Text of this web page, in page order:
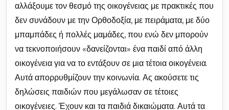
αλλάξουμε τον θεσμό της οικογένειας με πρακτικές που
δεν συνάδουν με την Ορθοδοξία, με πειράματα, με δύο
μπαμπάδες ή πολλές μαμάδες, που ενώ δεν μπορούν
να τεκνοποιήσουν «δανείζονται» ένα παιδί από άλλη
οικογένεια για να το εντάξουν σε μια τέτοια οικογένεια.
Αυτά απορρυθμίζουν την κοινωνία. Ας ακούσετε τις
δηλώσεις παιδιών που μεγάλωσαν σε τέτοιες
οικογένειες. Έχουν και τα παιδιά δικαιώματα. Αυτά τα